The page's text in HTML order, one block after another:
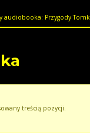
audiobooka: Przygody
treścią pozycji.